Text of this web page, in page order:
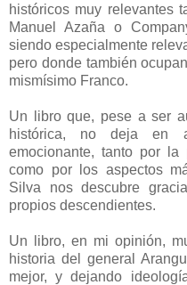
históricos muy relevantes
Manuel Azaña o
siendo especialmente
pero donde también
mismísimo Franco.
Un libro que, pese a ser
histórica, no deja en
emocionante, tanto por la
como por los aspectos
Silva nos descubre
propios descendientes.
Un libro, en mi opinión,
historia del general
mejor, y dejando